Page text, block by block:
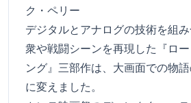
ク・ペリー
デジタルとアナログの技術を組
衆や戦闘シーンを再現した『ロ
ング』三部作は、大画面での物
に変えました。